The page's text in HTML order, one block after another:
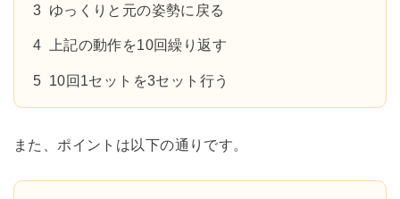
ゆっくりと元の姿勢に戻る
上記の動作を10回繰り返す
10回1セットを3セット行う
また、ポイントは以下の通りです。